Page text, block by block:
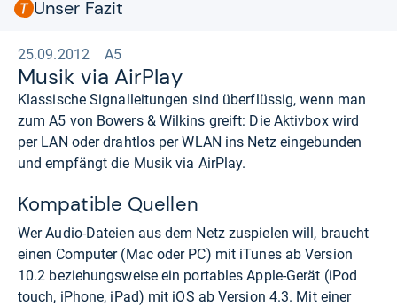
Unser Fazit
25.09.2012 A5
Musik via Air­Play
Klassische Signalleitungen sind überflüssig, wenn man
zum A5 von Bowers & Wilkins greift: Die Aktivbox wird
per LAN oder drahtlos per WLAN ins Netz eingebunden
und empfängt die Musik via AirPlay.
Kompatible Quellen
Wer Audio-Dateien aus dem Netz zuspielen will, braucht
einen Computer (Mac oder PC) mit iTunes ab Version
10.2 beziehungsweise ein portables Apple-Gerät (iPod
touch, iPhone, iPad) mit iOS ab Version 4.3. Mit einer